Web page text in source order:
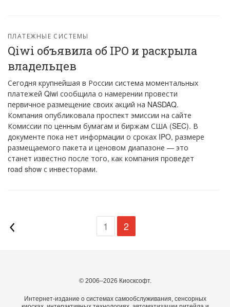
ПЛАТЕЖНЫЕ СИСТЕМЫ
Qiwi объявила об IPO и раскрыла
владельцев
Сегодня крупнейшая в России система моментальных
платежей Qiwi сообщила о намерении провести
первичное размещение своих акций на NASDAQ.
Компания опубликовала проспект эмиссии на сайте
Комиссии по ценным бумагам и биржам США (SEC). В
документе пока нет информации о сроках IPO, размере
размещаемого пакета и ценовом диапазоне — это
станет известно после того, как компания проведет
road show с инвесторами.
1 2
© 2006–2026 Киосксофт.
Интернет-издание о системах самообслуживания, сенсорных